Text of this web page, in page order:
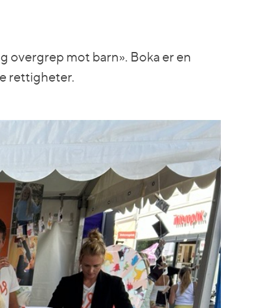
overgrep mot barn». Boka er en
rettigheter.